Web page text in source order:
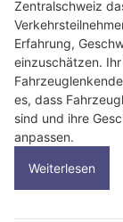
Zentralschweiz
Erfahrung,
einzuschätzen.
es, dass
sind und ihre
anpassen.
Weiterlesen